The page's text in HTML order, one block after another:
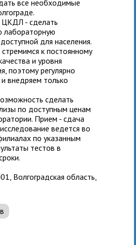
все необходимые
ЦКДЛ - сделать
лабораторную
для населения.
к постоянному
и уровня
поэтому регулярно
внедряем только
сделать
по доступным ценам
Прием - сдача
ведется во
по указанным
тестов в
Волгоградская область,